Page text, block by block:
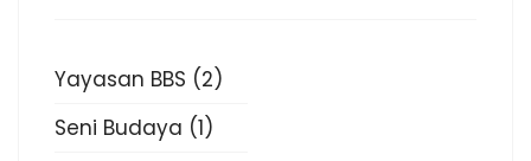
Yayasan BBS (2)
Seni Budaya (1)